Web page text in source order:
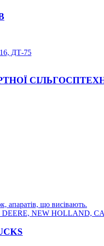
ДТ-75
апаратів, що висівають.
DEERE, NEW HOLLAND,